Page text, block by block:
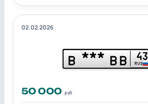
02.02.2026
В *** ВВ 43
RUS
50 000 руб